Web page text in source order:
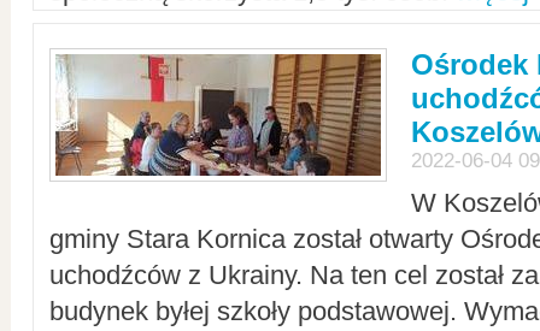
Ośrodek
2022-06-04
W
gminy Stara Kornica został otwarty
uchodźców z Ukrainy. Na ten cel został
budynek byłej szkoły podstawowej.